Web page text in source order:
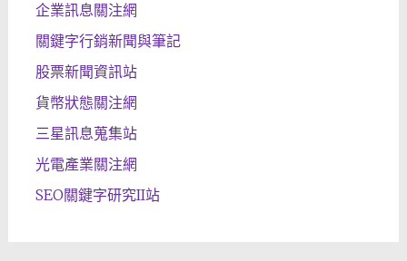
企業訊息關注網
關鍵字行銷新聞與筆記
股票新聞資訊站
貨幣狀態關注網
三星訊息蒐集站
光電產業關注網
SEO關鍵字研究II站